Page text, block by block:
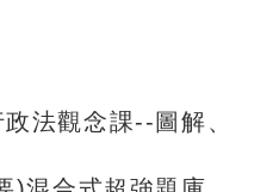
法觀念課--圖解、